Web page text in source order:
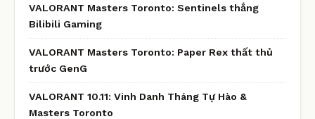
VALORANT Masters Toronto: Sentinels thắng
Bilibili Gaming
VALORANT Masters Toronto: Paper Rex thất thủ
trước GenG
VALORANT 10.11: Vinh Danh Tháng Tự Hào &
Masters Toronto